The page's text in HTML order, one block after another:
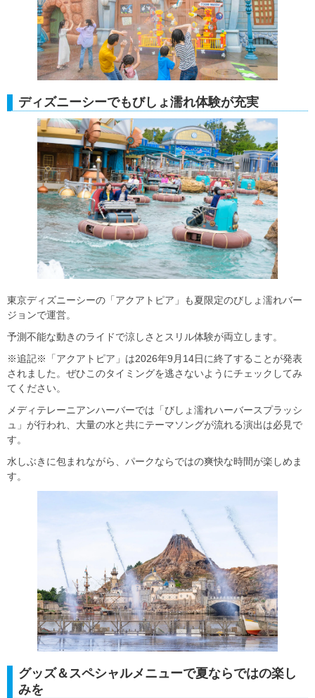
ディズニーシーでもびしょ濡れ体験が充実
東京ディズニーシーの「アクアトピア」も夏限定のびしょ濡れバー
ジョンで運営。
予測不能な動きのライドで涼しさとスリル体験が両立します。
※追記※「アクアトピア」は2026年9月14日に終了することが発表
されました。ぜひこのタイミングを逃さないようにチェックしてみ
てください。
メディテレーニアンハーバーでは「びしょ濡れハーバースプラッシ
ュ」が行われ、大量の水と共にテーマソングが流れる演出は必見で
す。
水しぶきに包まれながら、パークならではの爽快な時間が楽しめま
す。
グッズ＆スペシャルメニューで夏ならではの楽し
みを